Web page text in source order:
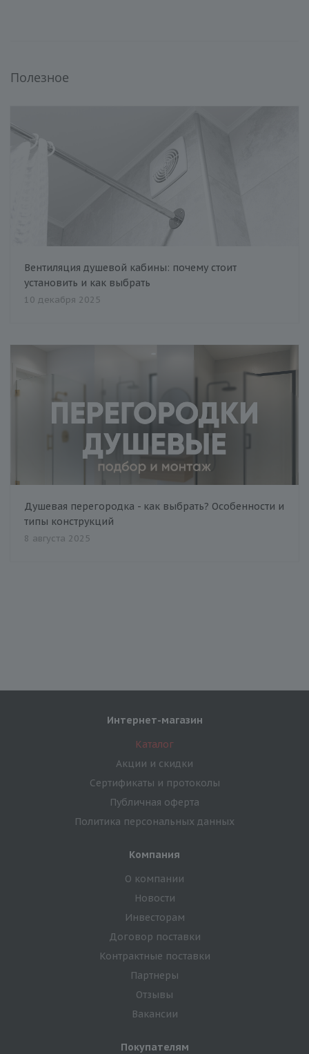
Полезное
Вентиляция душевой кабины: почему стоит
установить и как выбрать
10 декабря 2025
Душевая перегородка - как выбрать? Особенности и
типы конструкций
8 августа 2025
Интернет-магазин
Каталог
Акции и скидки
Сертификаты и протоколы
Публичная оферта
Политика персональных данных
Компания
О компании
Новости
Инвесторам
Договор поставки
Контрактные поставки
Партнеры
Отзывы
Вакансии
Покупателям